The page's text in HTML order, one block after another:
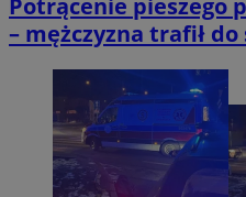
– mężczyzna trafił